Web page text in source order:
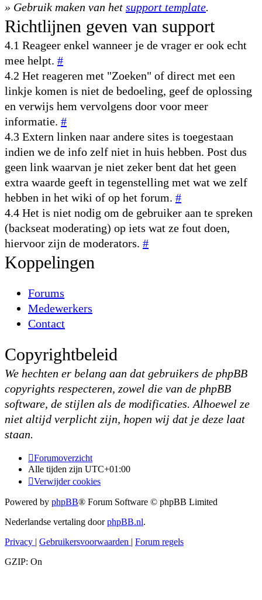
» Gebruik maken van het support template.
Richtlijnen geven van support
4.1 Reageer enkel wanneer je de vrager er ook echt
mee helpt. #
4.2 Het reageren met "Zoeken" of direct met een
linkje komen is niet de bedoeling, geef de oplossing
en verwijs hem vervolgens door voor meer
informatie. #
4.3 Extern linken naar andere sites is toegestaan
indien we de info zelf niet in huis hebben. Post dus
geen link waarvan je niet zeker bent dat het geen
extra waarde geeft in tegenstelling met wat we zelf
hebben in het wiki of op het forum. #
4.4 Het is niet nodig om de gebruiker aan te spreken
(backseat moderating) op iets wat ze fout doen,
hiervoor zijn de moderators. #
Koppelingen
Forums
Medewerkers
Contact
Copyrightbeleid
We hechten er belang aan dat gebruikers de phpBB
copyrights respecteren, zowel die van de phpBB
software, de stijlen als de modificaties. Alhoewel ze
niet altijd verplicht zijn, hopen wij dat je deze laat
staan.
Forumoverzicht
Alle tijden zijn UTC+01:00
Verwijder cookies
Powered by phpBB® Forum Software © phpBB Limited
Nederlandse vertaling doorphpBB.nl.
Privacy | Gebruikersvoorwaarden | Forum regels
GZIP: On